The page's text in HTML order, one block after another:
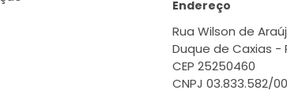
Endereço
Rua Wilson de
Duque de Caxias -
CEP 25250460
CNPJ 03.833.582/